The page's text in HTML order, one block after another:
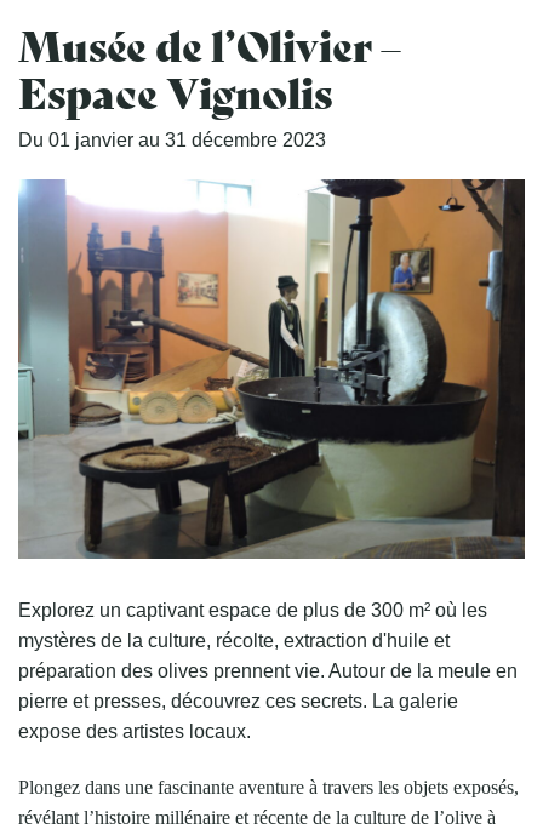
Musée de l’Olivier –
Espace Vignolis
Du 01 janvier au 31 décembre 2023
Explorez un captivant espace de plus de 300 m² où les
mystères de la culture, récolte, extraction d'huile et
préparation des olives prennent vie. Autour de la meule en
pierre et presses, découvrez ces secrets. La galerie
expose des artistes locaux.
Plongez dans une fascinante aventure à travers les objets exposés,
révélant l’histoire millénaire et récente de la culture de l’olive à